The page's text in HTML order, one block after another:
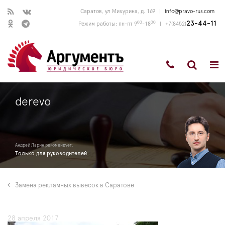
Саратов, ул Мичурина, д. 169 info@pravo-rus.com
Режим работы: пн-пт 900-1800 +7(8452)23-44-11
derevo
Андрей Ларин рекомендует:
Только для руководителей
Замена рекламных вывесок в Саратове
28 апреля 2017